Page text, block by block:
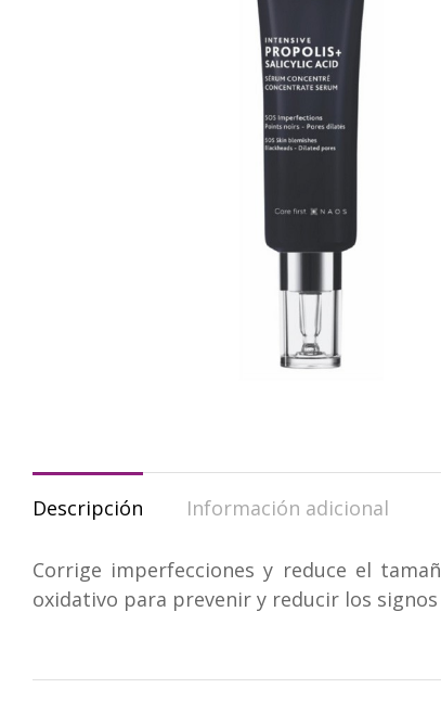
Descripción Información adicional
Corrige imperfecciones y reduce el
oxidativo para prevenir y reducir los